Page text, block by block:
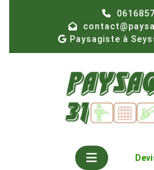
Paysagiste à
Open